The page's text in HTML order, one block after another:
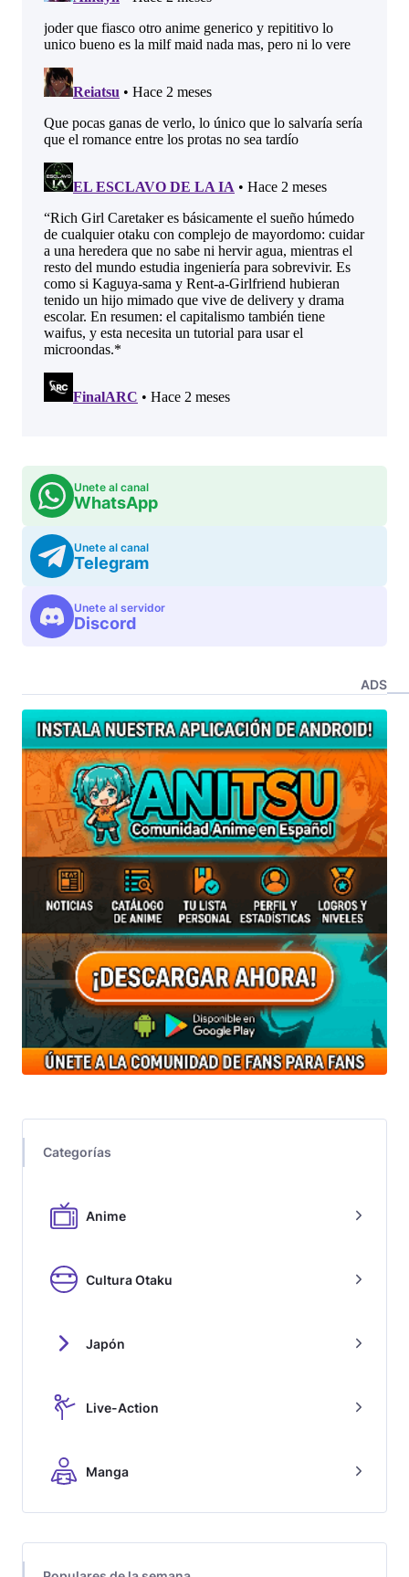
Unete al canal
WhatsApp
Unete al canal
Telegram
Unete al servidor
Discord
ADS
Categorías
Anime
Cultura Otaku
Japón
Live-Action
Manga